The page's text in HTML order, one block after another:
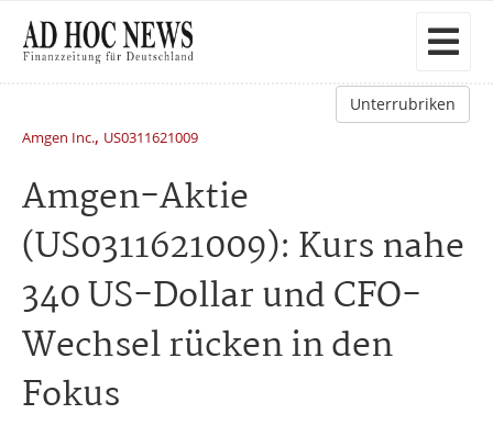
Unterrubriken
Amgen Inc., US0311621009
Amgen-Aktie
(US0311621009): Kurs nahe
340 US-Dollar und CFO-
Wechsel rücken in den
Fokus